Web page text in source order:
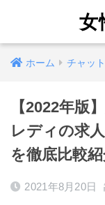
女
ホーム チャッ
【2022年版
レディの求
を徹底比較
2021年8月20日